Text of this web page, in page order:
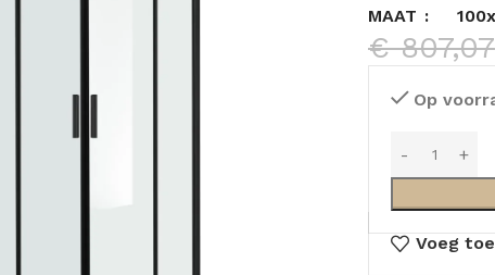
MAAT
€807,07
Op
Voeg